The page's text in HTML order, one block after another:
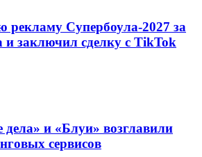
рекламу Супербоула-2027 за
и заключил сделку с TikTok
и «Блуи» возглавили
сервисов